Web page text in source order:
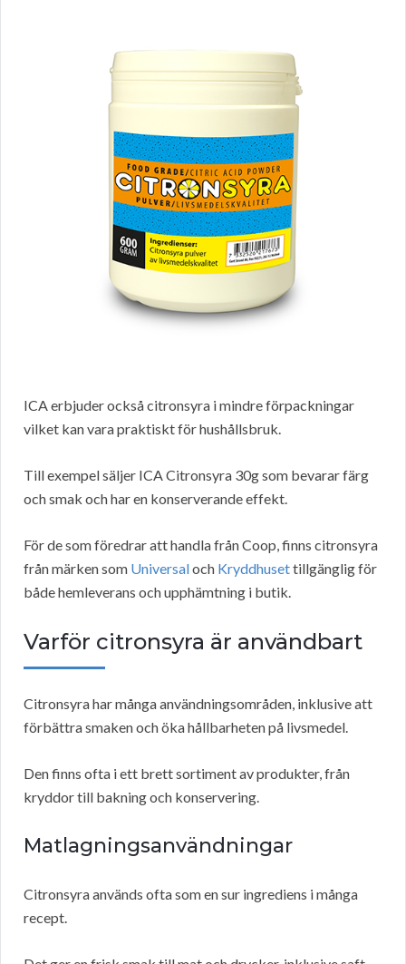
ICA erbjuder också citronsyra i mindre förpackningar
vilket kan vara praktiskt för hushållsbruk.
Till exempel säljer ICA Citronsyra 30g som bevarar färg
och smak och har en konserverande effekt.
För de som föredrar att handla från Coop, finns citronsyra
från märken som Universaloch Kryddhusettillgänglig för
både hemleverans och upphämtning i butik.
Varför citronsyra är användbart
Citronsyra har många användningsområden, inklusive att
förbättra smaken och öka hållbarheten på livsmedel.
Den finns ofta i ett brett sortiment av produkter, från
kryddor till bakning och konservering.
Matlagningsanvändningar
Citronsyra används ofta som en sur ingrediens i många
recept.